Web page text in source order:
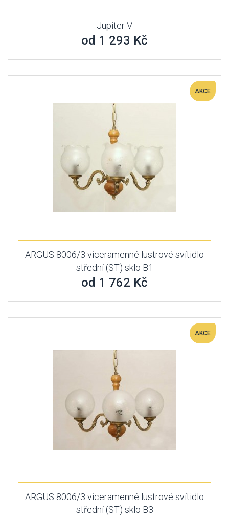
Jupiter V
od 1 293 Kč
AKCE
ARGUS 8006/3 víceramenné lustrové svítidlo
střední (ST) sklo B1
od 1 762 Kč
AKCE
ARGUS 8006/3 víceramenné lustrové svítidlo
střední (ST) sklo B3